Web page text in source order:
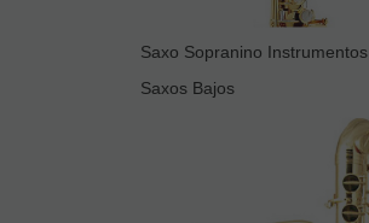
Saxo Sopranino Instrumentos
Saxos Bajos